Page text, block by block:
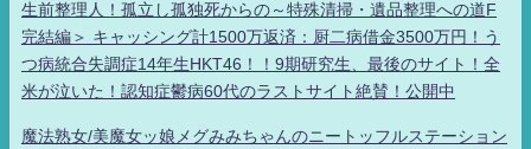
生前整理人！孤立し孤独死からの～特殊清掃・遺品整理への道F
完結編＞ キャッシング計1500万返済：厨二病借金3500万円！う
つ病統合失調症14年生HKT46！！9期研究生、最後のサイト！全
米が泣いた！認知症鬱病60代のラストサイト絶賛！公開中
魔法熟女/美魔女ッ娘メグみみちゃんのニートッフルステーション